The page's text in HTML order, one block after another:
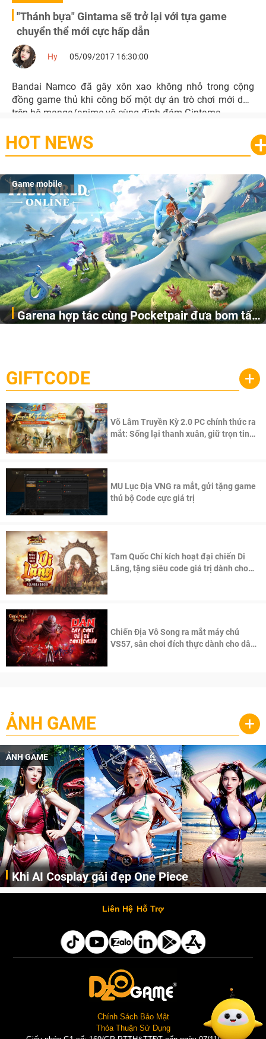
"Thánh bựa" Gintama sẽ trở lại với tựa game
chuyển thể mới cực hấp dẫn
Hy 05/09/2017 16:30:00
Bandai Namco đã gây xôn xao không nhỏ trong cộng
đồng game thủ khi công bố một dự án trò chơi mới dựa
trên bộ manga/anime vô cùng đình đám Gintama.
HOT NEWS
Game mobile
Garena hợp tác cùng Pocketpair đưa bom tấn
cầu, theo giấy phép chính thức từ công ty game Nhật Bản
Pocketpair, Inc.
GIFTCODE +
Võ Lâm Truyền Kỳ 2.0 PC chính thức ra
mắt: Sống lại thanh xuân, giữ trọn tinh
MU Lục Địa VNG ra mắt, gửi tặng game
thủ bộ Code cực giá trị
Tam Quốc Chí kích hoạt đại chiến Di
Lăng, tặng siêu code giá trị dành cho
Chiến Địa Vô Song ra mắt máy chủ
VS57, sân chơi đích thực dành cho dân
ẢNH GAME +
ẢNH GAME
Khi AI Cosplay gái đẹp One Piece
Những cô nàng nóng bỏng Boa Hancock, Nico Robin, Nami, Yamato hay Perona được AI vẽ lại dưới hình thức Cosplay cực kỳ chuẩn chỉnh.
Liên Hệ Hỗ Trợ
Chính Sách Bảo Mật
Thỏa Thuận Sử Dụng